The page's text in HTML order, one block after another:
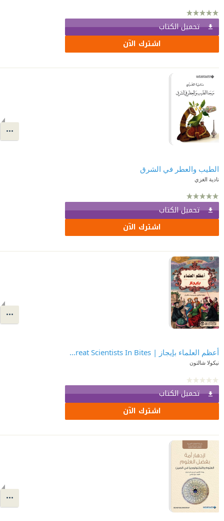
تحميل الكتاب
اشترك الآن
الطيب والعطر في الشرق
نادية الغزي
تحميل الكتاب
اشترك الآن
أعظم العلماء بإيجاز | The Great Scientists In Bites
نيكولا شالتون‎
تحميل الكتاب
اشترك الآن